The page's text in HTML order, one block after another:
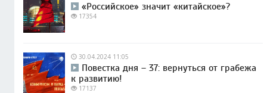
«Российское» значит «китайское»?
17354
30.04.2024 11:05
Повестка дня – 37: вернуться от грабежа
к развитию!
17137